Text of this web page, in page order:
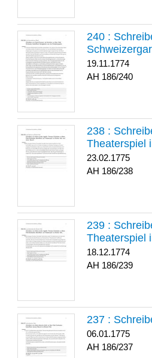
240 :
19.11.1774
186/240
238 :
Theaterspiel
23.02.1775
186/238
239 :
Theaterspiel
18.12.1774
186/239
237 :
06.01.1775
186/237